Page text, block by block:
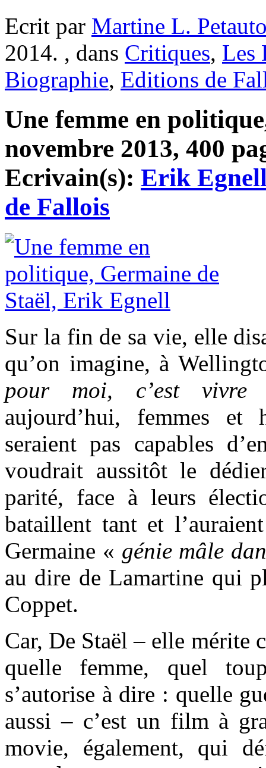
Ecrit par Martine L.
2014. , dans Critiques, Les
Biographie, Editions de
Une femme en
novembre 2013, 400
Ecrivain(s): Erik
de Fallois
Sur la fin de sa vie, elle
qu’on imagine, à
pour moi, c’est
aujourd’hui, femmes et
seraient pas capables
voudrait aussitôt le
parité, face à leurs
bataillent tant et
Germaine « génie mâle
au dire de Lamartine qui
Coppet.
Car, De Staël – elle mérite
quelle femme, quel
s’autorise à dire : quelle
aussi – c’est un film à
movie, également, qui